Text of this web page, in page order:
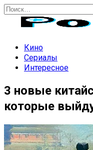
Перейти
содержанию
Search
Кино
Сериалы
Интересное
3 новые
которые